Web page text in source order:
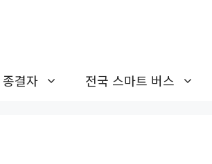
결자 전국 스마트 버스